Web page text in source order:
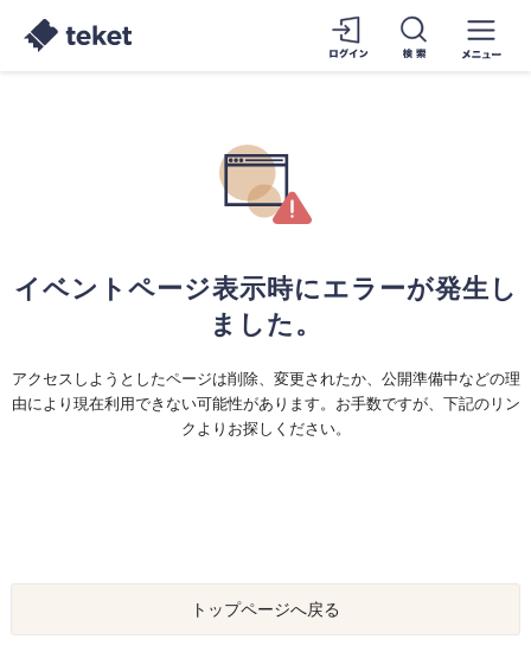
イベントページ表示時にエラーが発生し
ました。
アクセスしようとしたページは削除、変更されたか、公開準備中などの理
由により現在利用できない可能性があります。お手数ですが、下記のリン
クよりお探しください。
トップページへ戻る